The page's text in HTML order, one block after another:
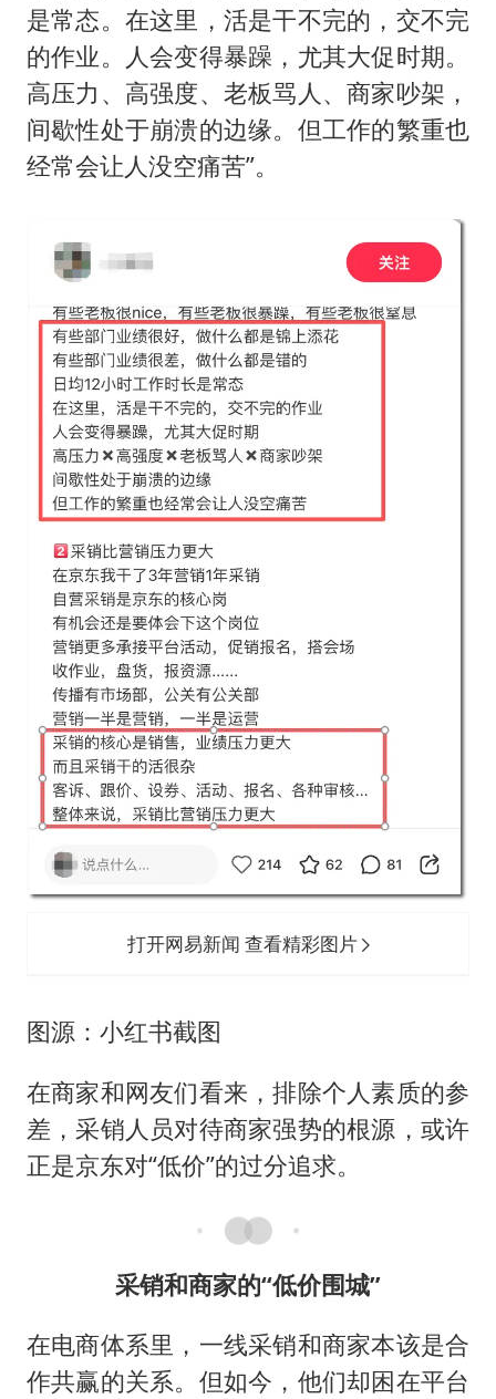
是常态。在这里，活是干不完的，交不完
的作业。人会变得暴躁，尤其大促时期。
高压力、高强度、老板骂人、商家吵架，
间歇性处于崩溃的边缘。但工作的繁重也
经常会让人没空痛苦”。
打开网易新闻 查看精彩图片
图源：小红书截图
在商家和网友们看来，排除个人素质的参
差，采销人员对待商家强势的根源，或许
正是京东对“低价”的过分追求。
采销和商家的“低价围城”
在电商体系里，一线采销和商家本该是合
作共赢的关系。但如今，他们却困在平台